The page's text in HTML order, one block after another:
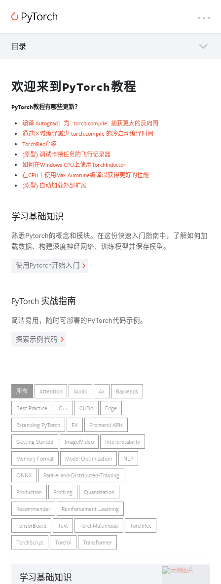
目录
欢迎来到PyTorch教程
PyTorch教程有哪些更新？
编译 Autograd：为 `torch.compile` 捕获更大的反向图
通过区域编译减少 torch.compile 的冷启动编译时间
TorchRec介绍
(原型) 调试卡顿任务的飞行记录器
如何在Windows CPU上使用TorchInductor
在CPU上使用Max-Autotune编译以获得更好的性能
(原型) 自动加载外部扩展
学习基础知识
熟悉Pytorch的概念和模块。在这份快速入门指南中，了解如何加
载数据、构建深度神经网络、训练模型并保存模型。
使用Pytorch开始入门
PyTorch 实战指南
简洁易用，随时可部署的PyTorch代码示例。
探索示例代码
所有 Attention Audio Ax Backends
Best Practice C++ CUDA Edge
Extending PyTorch FX Frontend APIs
Getting Started Image/Video Interpretability
Memory Format Model Optimization NLP
ONNX Parallel and-Distributed-Training
Production Profiling Quantization
Recommender Reinforcement Learning
TensorBoard Text TorchMultimodal TorchRec
TorchScript TorchX Transformer
学习基础知识